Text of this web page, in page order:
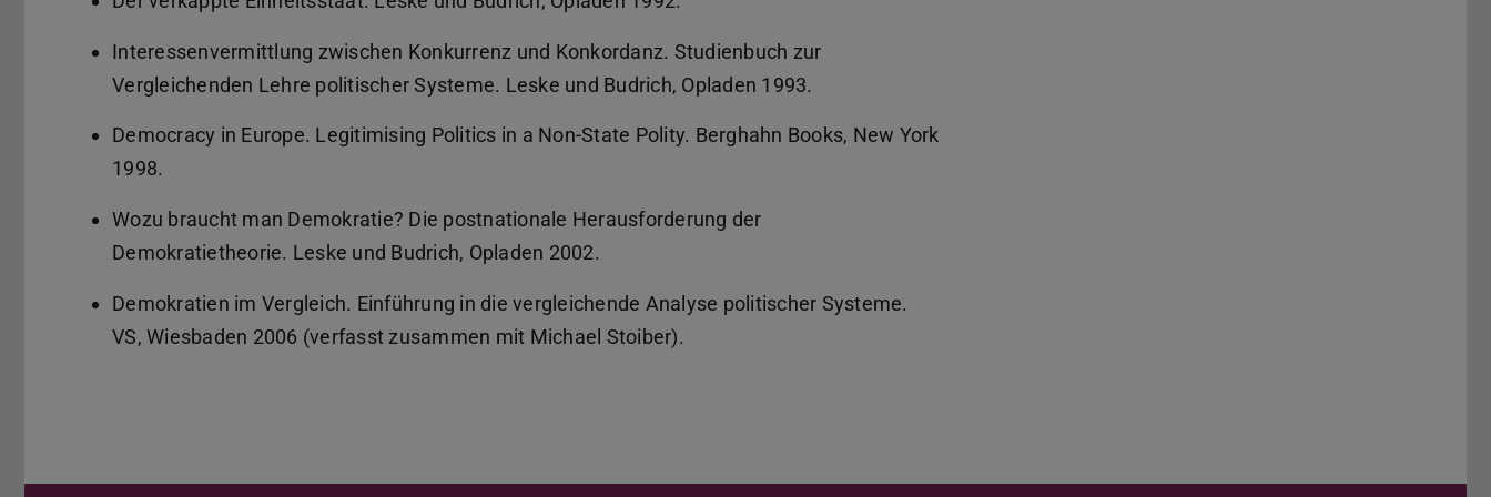
Interessenvermittlung zwischen Konkurrenz und Konkordanz. Studienbuch zur
Vergleichenden Lehre politischer Systeme. Leske und Budrich, Opladen 1993.
Democracy in Europe. Legitimising Politics in a Non-State Polity. Berghahn Books, New York
1998.
Wozu braucht man Demokratie? Die postnationale Herausforderung der
Demokratietheorie. Leske und Budrich, Opladen 2002.
Demokratien im Vergleich. Einführung in die vergleichende Analyse politischer Systeme.
VS, Wiesbaden 2006 (verfasst zusammen mit Michael Stoiber).